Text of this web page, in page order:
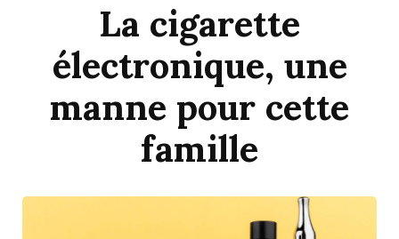
La cigarette
électronique, une
manne pour cette
famille